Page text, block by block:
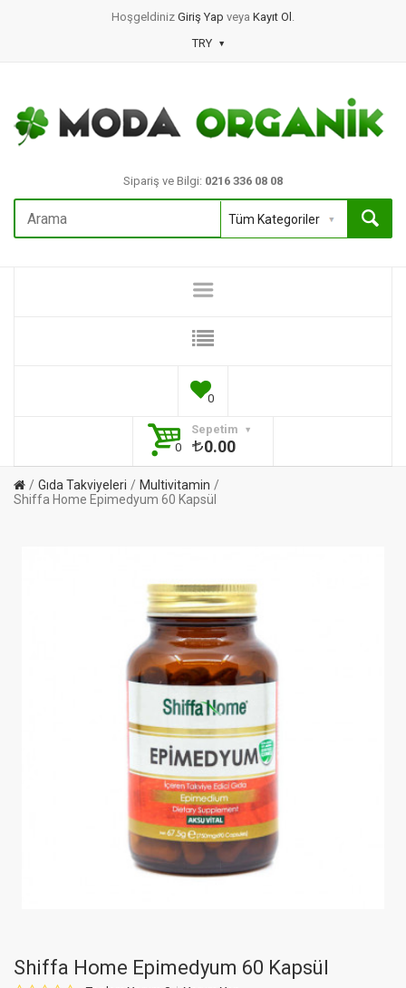
Hoşgeldiniz Giriş Yap veya Kayıt Ol .
TRY
Sipariş ve Bilgi: 0216 336 08 08
0
Sepetim
0
0.00
Gıda Takviyeleri
Multivitamin
Shiffa Home Epimedyum 60 Kapsül
Shiffa Home Epimedyum 60 Kapsül